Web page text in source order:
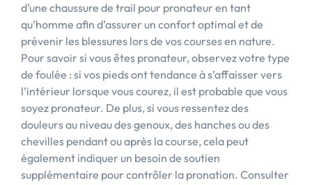
d’une chaussure de trail pour pronateur en tant
qu’homme afin d’assurer un confort optimal et de
prévenir les blessures lors de vos courses en nature.
Pour savoir si vous êtes pronateur, observez votre type
de foulée : si vos pieds ont tendance à s’affaisser vers
l’intérieur lorsque vous courez, il est probable que vous
soyez pronateur. De plus, si vous ressentez des
douleurs au niveau des genoux, des hanches ou des
chevilles pendant ou après la course, cela peut
également indiquer un besoin de soutien
supplémentaire pour contrôler la pronation. Consulter